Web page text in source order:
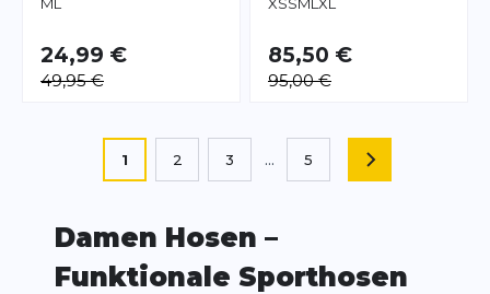
24,99 €
49,95 €
85,50 €
95,00 €
Sie lesen gerade die Seite
1
Seite
2
Seite
3 ...
Seite
5 SEITE
Damen Hosen –
Funktionale Sporthosen